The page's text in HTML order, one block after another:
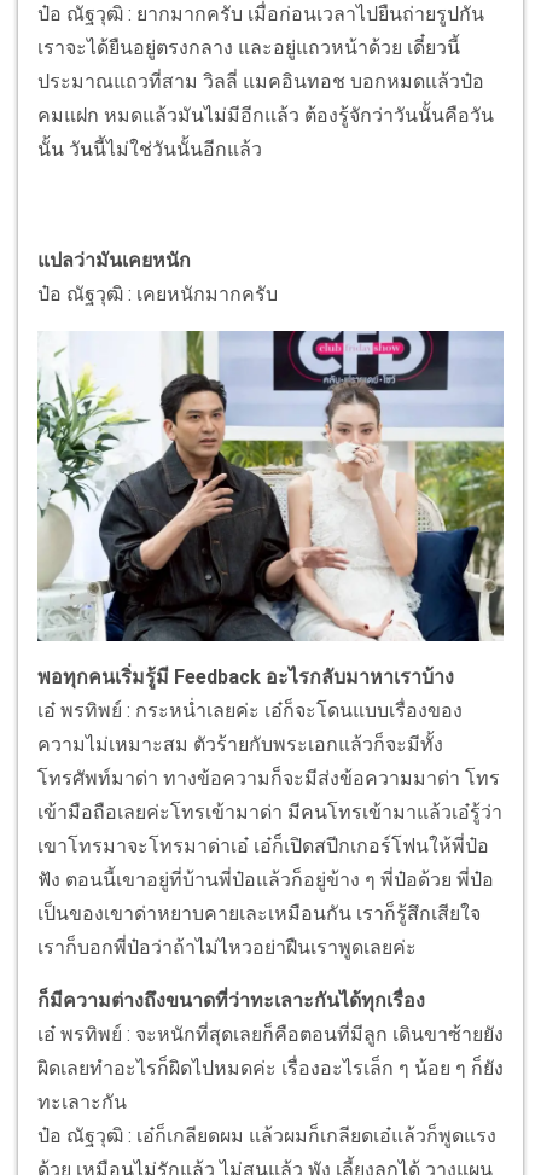
ป๋อ ณัฐวุฒิ : ยากมากครับ เมื่อก่อนเวลาไปยืนถ่ายรูปกัน
เราจะได้ยืนอยู่ตรงกลาง และอยู่แถวหน้าด้วย เดี๋ยวนี้
ประมาณแถวที่สาม วิลลี่ แมคอินทอช บอกหมดแล้วป๋อ
คมแฝก หมดแล้วมันไม่มีอีกแล้ว ต้องรู้จักว่าวันนั้นคือวัน
นั้น วันนี้ไม่ใช่วันนั้นอีกแล้ว
แปลว่ามันเคยหนัก
ป๋อ ณัฐวุฒิ : เคยหนักมากครับ
พอทุกคนเริ่มรู้มี Feedback อะไรกลับมาหาเราบ้าง
เอ๋ พรทิพย์ : กระหน่ำเลยค่ะ เอ๋ก็จะโดนแบบเรื่องของ
ความไม่เหมาะสม ตัวร้ายกับพระเอกแล้วก็จะมีทั้ง
โทรศัพท์มาด่า ทางข้อความก็จะมีส่งข้อความมาด่า โทร
เข้ามือถือเลยค่ะโทรเข้ามาด่า มีคนโทรเข้ามาแล้วเอ๋รู้ว่า
เขาโทรมาจะโทรมาด่าเอ๋ เอ๋ก็เปิดสปีกเกอร์โฟนให้พี่ป๋อ
ฟัง ตอนนี้เขาอยู่ที่บ้านพี่ป๋อแล้วก็อยู่ข้าง ๆ พี่ป๋อด้วย พี่ป๋อ
เป็นของเขาด่าหยาบคายเละเหมือนกัน เราก็รู้สึกเสียใจ
เราก็บอกพี่ป๋อว่าถ้าไม่ไหวอย่าฝืนเราพูดเลยค่ะ
ก็มีความต่างถึงขนาดที่ว่าทะเลาะกันได้ทุกเรื่อง
เอ๋ พรทิพย์ : จะหนักที่สุดเลยก็คือตอนที่มีลูก เดินขาซ้ายยัง
ผิดเลยทำอะไรก็ผิดไปหมดค่ะ เรื่องอะไรเล็ก ๆ น้อย ๆ ก็ยัง
ทะเลาะกัน
ป๋อ ณัฐวุฒิ : เอ๋ก็เกลียดผม แล้วผมก็เกลียดเอ๋แล้วก็พูดแรง
ด้วย เหมือนไม่รักแล้ว ไม่สนแล้ว พัง เลี้ยงลูกได้ วางแผน